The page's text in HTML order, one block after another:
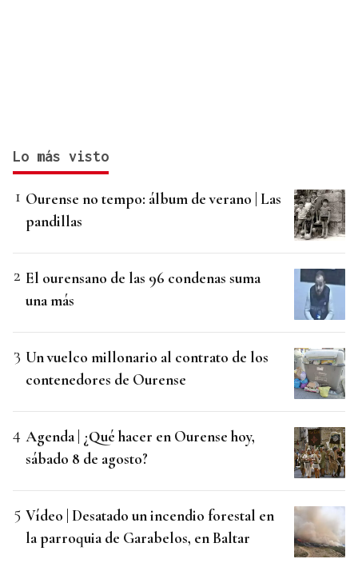
Lo más visto
Ourense no tempo: álbum de verano | Las
pandillas
El ourensano de las 96 condenas suma
una más
Un vuelco millonario al contrato de los
contenedores de Ourense
Agenda | ¿Qué hacer en Ourense hoy,
sábado 8 de agosto?
Vídeo | Desatado un incendio forestal en
la parroquia de Garabelos, en Baltar